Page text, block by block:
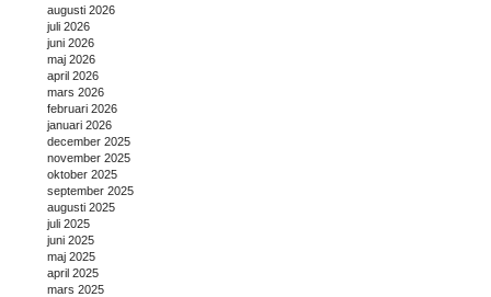
augusti 2026
juli 2026
juni 2026
maj 2026
april 2026
mars 2026
februari 2026
januari 2026
december 2025
november 2025
oktober 2025
september 2025
augusti 2025
juli 2025
juni 2025
maj 2025
april 2025
mars 2025